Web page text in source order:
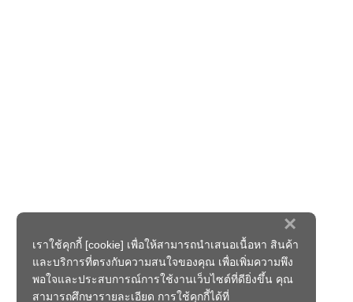
×
เราใช้คุกกี้ [cookie] เพื่อให้สามารถนำเสนอเนื้อหา สินค้า
และบริการที่ตรงกับความสนใจของคุณ เพื่อเพิ่มความพึง
พอใจและประสบการณ์การใช้งานเว็บไซต์ที่ดียิ่งขึ้น คุณ
สามารถศึกษารายละเอียด การใช้คุกกี้ได้ที่